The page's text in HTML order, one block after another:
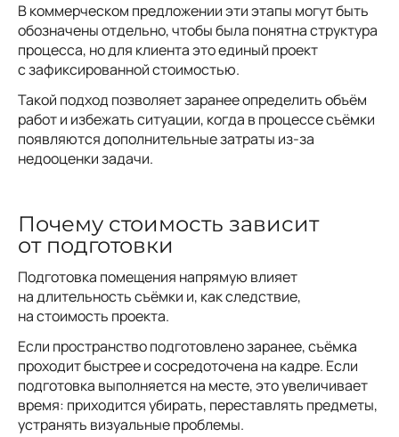
В коммерческом предложении эти этапы могут быть
обозначены отдельно, чтобы была понятна структура
процесса, но для клиента это единый проект
с зафиксированной стоимостью.
Такой подход позволяет заранее определить объём
работ и избежать ситуации, когда в процессе съёмки
появляются дополнительные затраты из-за
недооценки задачи.
Почему стоимость зависит
от подготовки
Подготовка помещения напрямую влияет
на длительность съёмки и, как следствие,
на стоимость проекта.
Если пространство подготовлено заранее, съёмка
проходит быстрее и сосредоточена на кадре. Если
подготовка выполняется на месте, это увеличивает
время: приходится убирать, переставлять предметы,
устранять визуальные проблемы.